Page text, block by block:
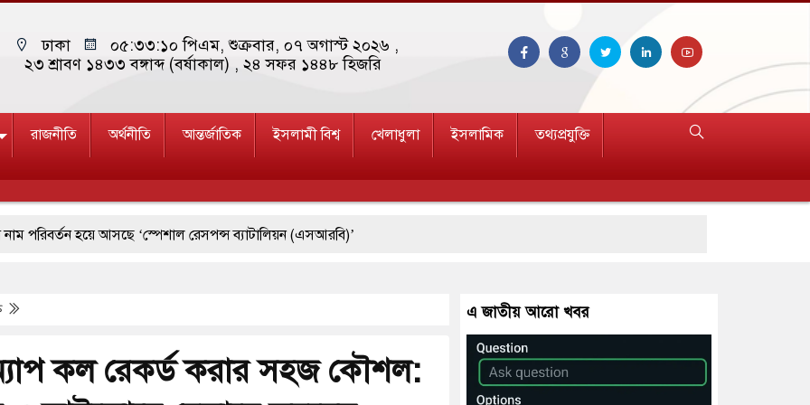
ঢাকা ০৫:৩৩:১১ পিএম, শুক্রবার, ০৭ অগাস্ট ২০২৬ ,
২৩ শ্রাবণ ১৪৩৩ বঙ্গাব্দ (বর্ষাকাল) , ২৪ সফর ১৪৪৮ হিজরি
রাজনীতি অর্থনীতি আন্তর্জাতিক ইসলামী বিশ্ব খেলাধুলা ইসলামিক তথ্যপ্রযুক্তি
হয়ে আসছে ‘স্পেশাল রেসপন্স ব্যাটালিয়ন (এসআরবি)’
ব্ল্যাকআউটের কঠোর হুঁশিয়ারি ইরানের
দক্ষিণ কোরিয়ার বন্দি ২৫ শতাংশ বেড়েছে
জুমার বয়ান ও নামাজ পড়াবেন দেওবন্দের মুহতামিম
কল রেকর্ড করার সহজ কৌশল:
এ জাতীয় আরো খবর